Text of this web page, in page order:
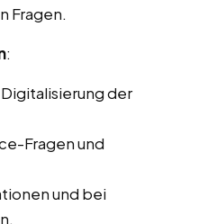
Fragen.
:
der
Fragen und
und bei